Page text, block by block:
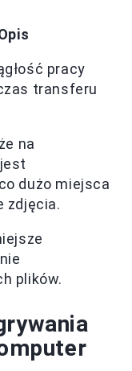
pracy
transferu
na
dużo miejsca
zdjęcia.
plików.